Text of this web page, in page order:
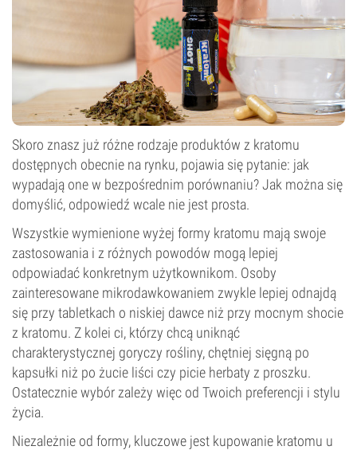
Skoro znasz już różne rodzaje produktów z kratomu
dostępnych obecnie na rynku, pojawia się pytanie: jak
wypadają one w bezpośrednim porównaniu? Jak można się
domyślić, odpowiedź wcale nie jest prosta.
Wszystkie wymienione wyżej formy kratomu mają swoje
zastosowania i z różnych powodów mogą lepiej
odpowiadać konkretnym użytkownikom. Osoby
zainteresowane mikrodawkowaniem zwykle lepiej odnajdą
się przy tabletkach o niskiej dawce niż przy mocnym shocie
z kratomu. Z kolei ci, którzy chcą uniknąć
charakterystycznej goryczy rośliny, chętniej sięgną po
kapsułki niż po żucie liści czy picie herbaty z proszku.
Ostatecznie wybór zależy więc od Twoich preferencji i stylu
życia.
Niezależnie od formy, kluczowe jest kupowanie kratomu u